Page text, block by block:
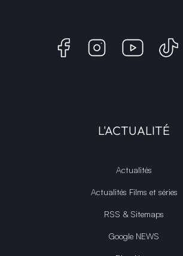
L'ACTUALITÉ
Actualités
Actualités Films et séries
RSS & Sitemaps
Google NEWS